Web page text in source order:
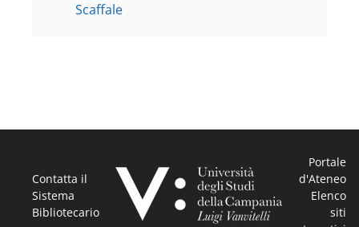
Scaffale
Contatta il
Sistema
Bibliotecario
Portale
d'Ateneo
Elenco
siti